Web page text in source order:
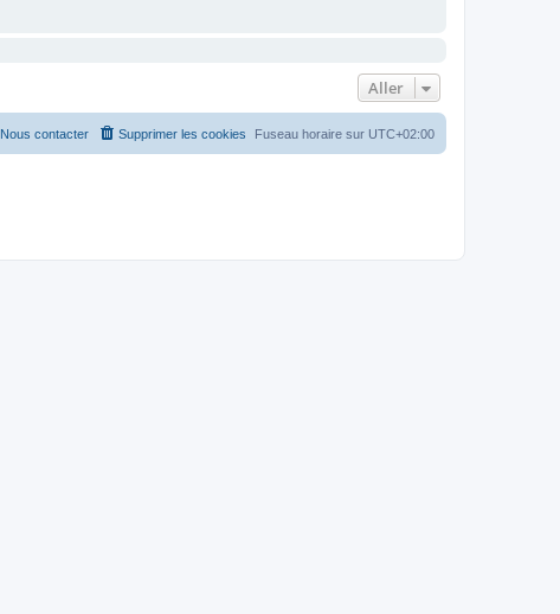
Aller
Fuseau horaire sur UTC+02:00
Supprimer les cookies
Nous contacter